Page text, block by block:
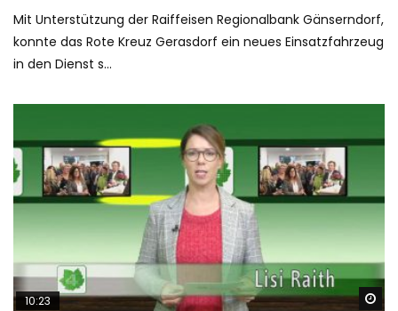
Mit Unterstützung der Raiffeisen Regionalbank Gänserndorf,
konnte das Rote Kreuz Gerasdorf ein neues Einsatzfahrzeug
in den Dienst s...
10:23